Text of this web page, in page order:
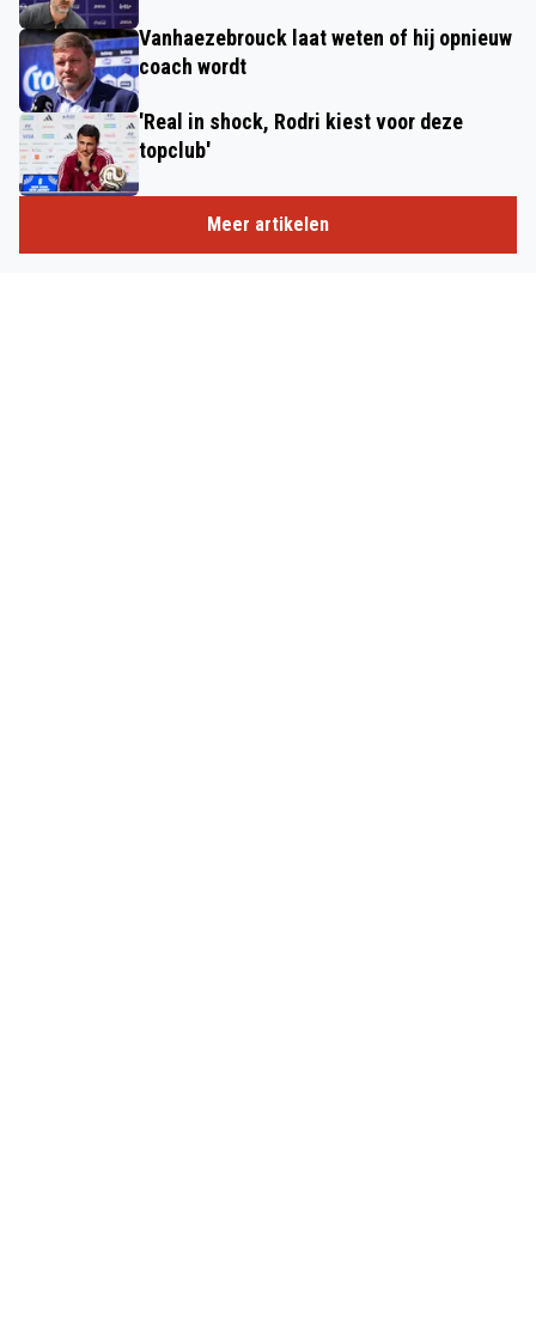
Vanhaezebrouck laat weten of hij opnieuw
coach wordt
'Real in shock, Rodri kiest voor deze
topclub'
Meer artikelen